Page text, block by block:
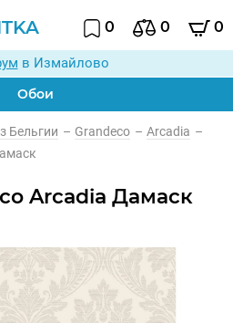
0 0 0
в Измайлово
Обои
Бельгии – Grandeco – Arcadia –
Arcadia Дамаск